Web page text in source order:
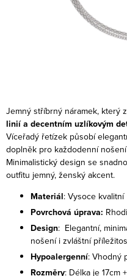
Jemný stříbrný náramek, který
linií a decentním uzlíkovým
Víceřadý řetízek působí
doplněk pro každodenní
Minimalistický design se
outfitu jemný, ženský akcent.
Materiál: Vysoce
Povrchová úprava:
Design: Elegantní,
nošení i zvláštní
Hypoalergenní: Vhodný
Rozměry: Délka je 17cm